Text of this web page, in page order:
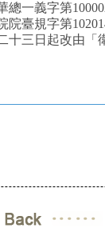
一義字第
臺規字第
十三日起改由「